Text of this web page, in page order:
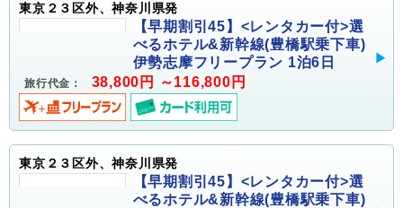
東京２３区外、神奈川県発
【早期割引45】<レンタカー付>選
べるホテル&新幹線(豊橋駅乗下車)
伊勢志摩フリープラン 1泊6日
旅行代金： 38,800円 ～116,800円
東京２３区外、神奈川県発
【早期割引45】<レンタカー付>選
べるホテル&新幹線(豊橋駅乗下車)